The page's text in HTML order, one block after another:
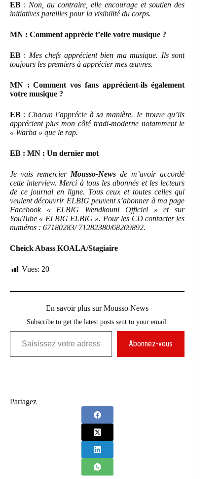
EB : Non, au contraire, elle encourage et soutien des
initiatives pareilles pour la visibilité du corps.
MN : Comment apprécie t’elle votre musique ?
EB : Mes chefs apprécient bien ma musique. Ils sont
toujours les premiers à apprécier mes œuvres.
MN : Comment vos fans apprécient-ils également
votre musique ?
EB : Chacun l’apprécie à sa manière. Je trouve qu’ils
apprécient plus mon côté tradi-moderne notamment le
« Warba » que le rap.
EB : MN : Un dernier mot
Je vais remercier Mousso-Newsde m’avoir accordé
cette interview. Merci à tous les abonnés et les lecteurs
de ce journal en ligne. Tous ceux et toutes celles qui
veulent découvrir ELBIG peuvent s’abonner à ma page
Facebook « ELBIG Wendkouni Officiel » et sur
YouTube « ELBIG ELBIG ». Pour les CD contacter les
numéros : 67180283/ 71282380/68269892.
Cheick Abass KOALA/Stagiaire
Vues: 20
En savoir plus sur Mousso News
Subscribe to get the latest posts sent to your email.
Saisissez votre adresse e-mail…
Abonnez-vous
Partagez